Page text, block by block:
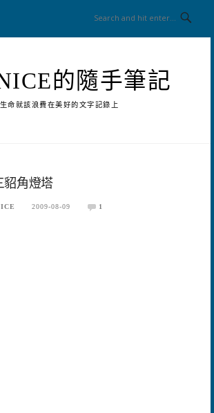
的隨手筆記
生命就該浪費在美好的文字記錄上
貂角燈塔
2009-08-09 1